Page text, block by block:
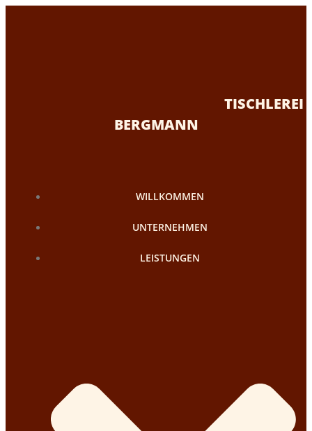
TISCHLEREI
BERGMANN
WILLKOMMEN
UNTERNEHMEN
LEISTUNGEN